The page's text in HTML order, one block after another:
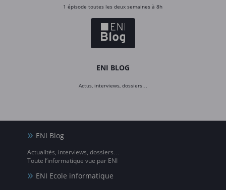
1 épisode toutes les deux semaines à 8h
ENI BLOG
Actus, interviews, dossiers…
ENI Blog
Actualités, interviews, dossiers…
Toute l’informatique vue par ENI
ENI Ecole informatique